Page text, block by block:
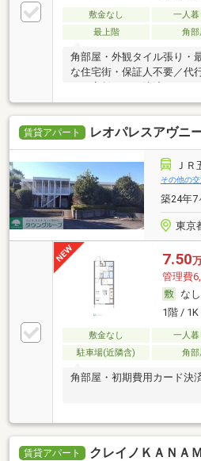
敷金なし 一人暮
最上階
角部
角部屋・外観タイル張り・
な住宅街・保証人不要／代
賃貸アパート レオパレスアヴニ
ＪＲ
その他の交
築24年7
東京
7.50
管理費
なし
1階 /
敷金なし 一人暮
駐車場(近隣含)
角部
角部屋・初期費用カード決
賃貸アパート クレイノＫＡＮＡ